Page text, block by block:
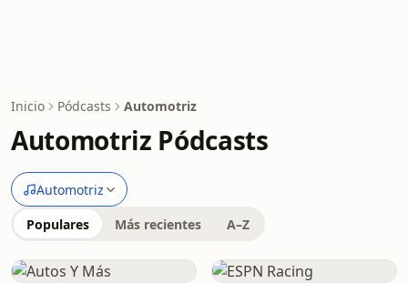
Inicio Pódcasts Automotriz
Automotriz Pódcasts
Automotriz
Populares Más recientes A–Z